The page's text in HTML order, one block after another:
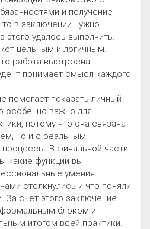
и получение
в заключении нужно
этого удалось выполнить.
цельным и логичным.
работа выстроена
понимает смысл каждого
помогает показать личный
особенно важно для
потому что она связана
но и с реальным
В финальной части
какие функции вы
умения
столкнулись и что поняли
За счет этого заключение
блоком и
итогом всей практики.